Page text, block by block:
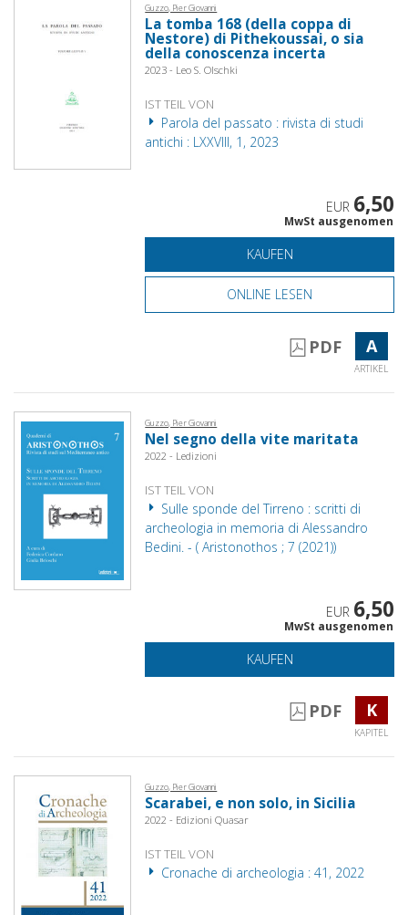
Guzzo, Pier Giovanni
La tomba 168 (della coppa di
Nestore) di Pithekoussai, o sia
della conoscenza incerta
2023 - Leo S. Olschki
IST TEIL VON
Parola del passato : rivista di studi
antichi : LXXVIII, 1, 2023
EUR 6,50
MwSt ausgenomen
KAUFEN
ONLINE LESEN
PDF A
ARTIKEL
Guzzo, Pier Giovanni
Nel segno della vite maritata
2022 - Ledizioni
IST TEIL VON
Sulle sponde del Tirreno : scritti di
archeologia in memoria di Alessandro
Bedini. - ( Aristonothos ; 7 (2021))
EUR 6,50
MwSt ausgenomen
KAUFEN
PDF K
KAPITEL
Guzzo, Pier Giovanni
Scarabei, e non solo, in Sicilia
2022 - Edizioni Quasar
IST TEIL VON
Cronache di archeologia : 41, 2022